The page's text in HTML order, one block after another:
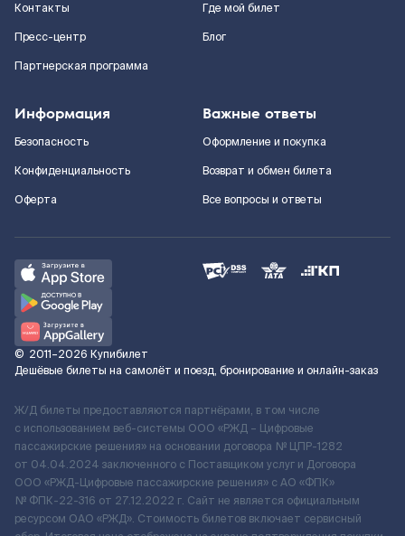
Контакты
Пресс-центр
Партнерская программа
Где мой билет
Блог
Информация
Безопасность
Конфиденциальность
Оферта
Важные ответы
Оформление и покупка
Возврат и обмен билета
Все вопросы и ответы
© 2011–2026 Купибилет
Дешёвые билеты на самолёт и поезд, бронирование и онлайн-заказ
Ж/Д билеты предоставляются партнёрами, в том числе
с использованием веб-системы ООО «РЖД – Цифровые
пассажирские решения» на основании договора № ЦПР-1282
от 04.04.2024 заключенного с Поставщиком услуг и Договора
ООО «РЖД-Цифровые пассажирские решения» c АО «ФПК»
№ ФПК-22-316 от 27.12.2022 г. Сайт не является официальным
ресурсом ОАО «РЖД». Стоимость билетов включает сервисный